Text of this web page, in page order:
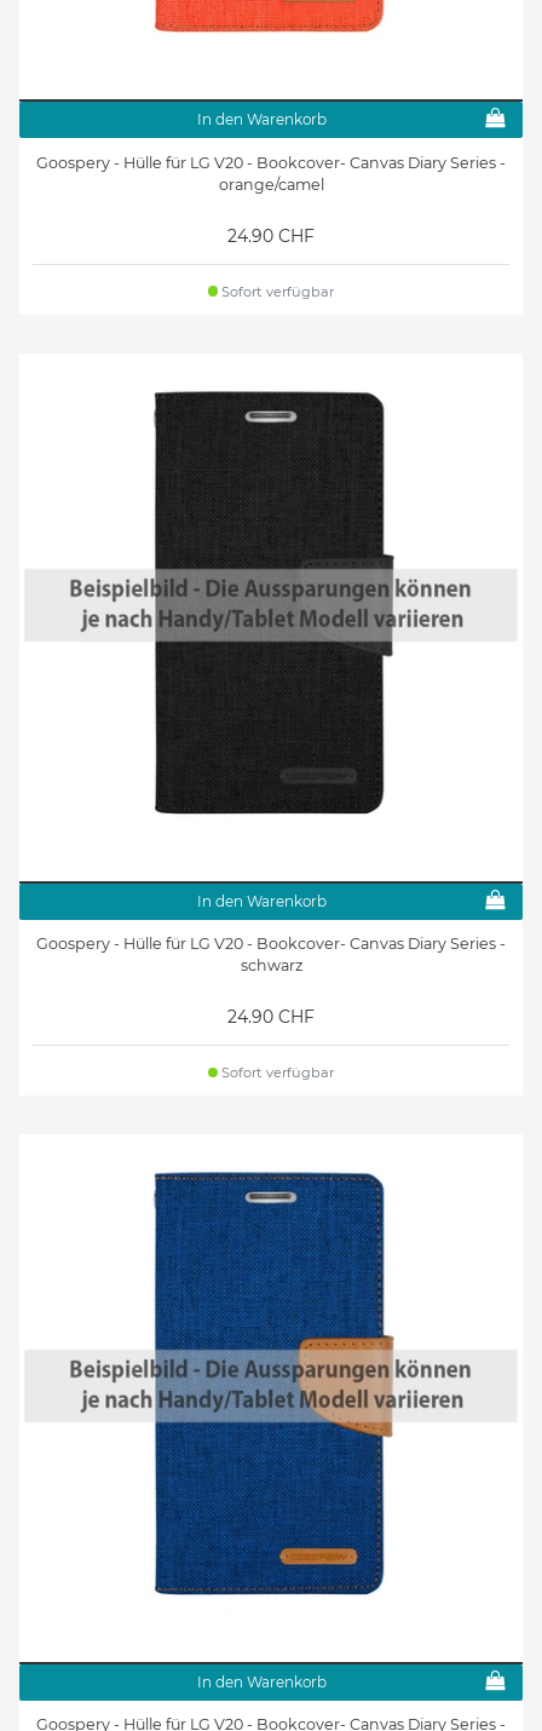
In den Warenkorb
Goospery - Hülle für LG V20 - Bookcover- Canvas Diary Series -
orange/camel
24.90 CHF
Sofort verfügbar
In den Warenkorb
Goospery - Hülle für LG V20 - Bookcover- Canvas Diary Series -
schwarz
24.90 CHF
Sofort verfügbar
In den Warenkorb
Goospery - Hülle für LG V20 - Bookcover- Canvas Diary Series -